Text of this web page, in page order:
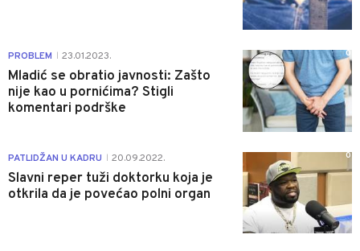
PROBLEM 23.01.2023.
Mladić se obratio javnosti: Zašto
nije kao u pornićima? Stigli
komentari podrške
0
PATLIDŽAN U KADRU 20.09.2022.
Slavni reper tuži doktorku koja je
otkrila da je povećao polni organ
0